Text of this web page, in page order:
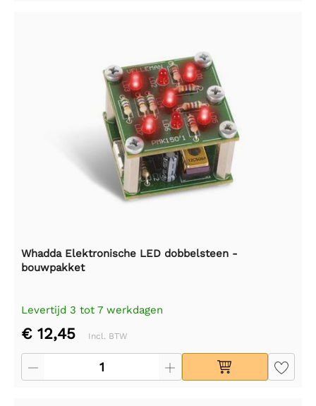
Whadda Elektronische LED dobbelsteen -
bouwpakket
Levertijd 3 tot 7 werkdagen
€ 12,45 Incl. BTW